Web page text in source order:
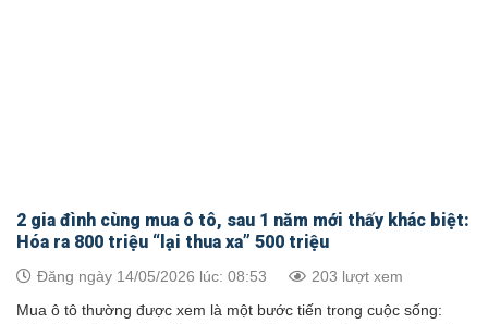
2 gia đình cùng mua ô tô, sau 1 năm mới thấy khác biệt:
Hóa ra 800 triệu “lại thua xa” 500 triệu
Đăng ngày 14/05/2026 lúc: 08:53 203 lượt xem
Mua ô tô thường được xem là một bước tiến trong cuộc sống: